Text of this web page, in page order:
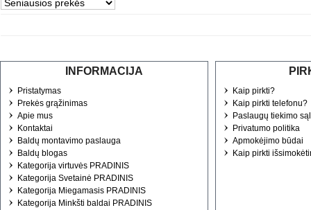
INFORMACIJA
Pristatymas
Prekės grąžinimas
Apie mus
Kontaktai
Baldų montavimo paslauga
Baldų blogas
Kategorija virtuvės PRADINIS
Kategorija Svetainė PRADINIS
Kategorija Miegamasis PRADINIS
Kategorija Minkšti baldai PRADINIS
Kaip pirkti?
Kaip pirkti telefonu?
Paslaugų tiekimo
Privatumo politika
Apmokėjimo būdai
Kaip pirkti